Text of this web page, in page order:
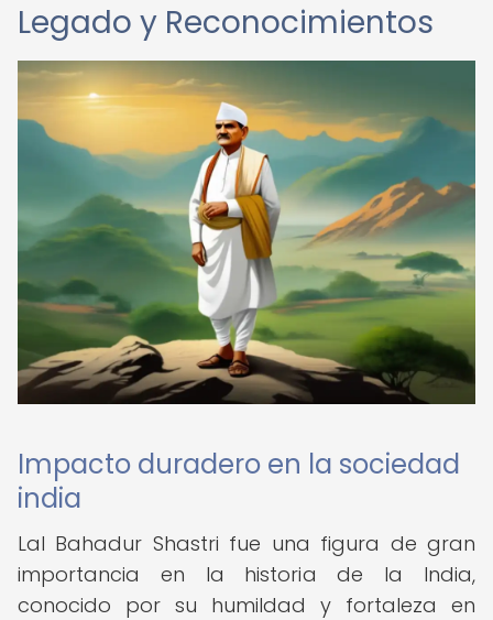
Legado y Reconocimientos
Impacto duradero en la sociedad
india
Lal Bahadur Shastri fue una figura de gran
importancia en la historia de la India,
conocido por su humildad y fortaleza en